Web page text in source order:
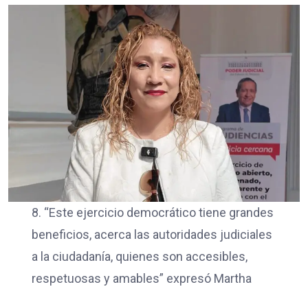
8. “Este ejercicio democrático tiene grandes
beneficios, acerca las autoridades judiciales
a la ciudadanía, quienes son accesibles,
respetuosas y amables” expresó Martha